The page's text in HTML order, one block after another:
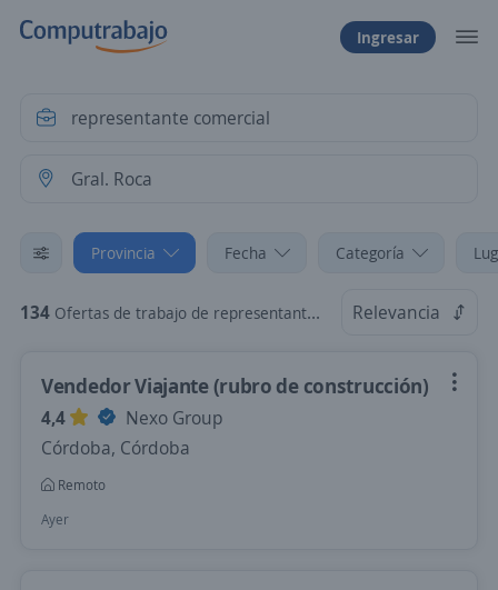
Ingresar
Provincia Fecha Categoría
134 Ofertas de trabajo de representante comercial en Gral. Roca, Río Negro Relevancia
Vendedor Viajante (rubro de construcción)
4,4
Nexo Group
Córdoba, Córdoba
Remoto
Ayer